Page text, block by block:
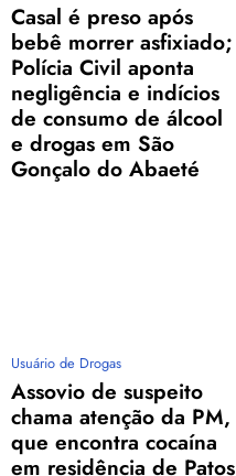
Casal é preso após
bebê morrer asfixiado;
Polícia Civil aponta
negligência e indícios
de consumo de álcool
e drogas em São
Gonçalo do Abaeté
Usuário de Drogas
Assovio de suspeito
chama atenção da PM,
que encontra cocaína
em residência de Patos